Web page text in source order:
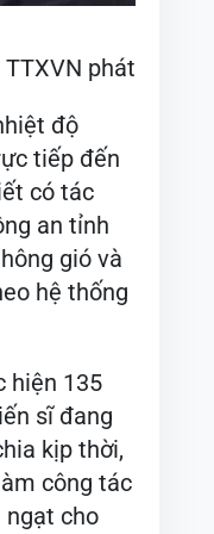
phát
độ
tiếp đến
có tác
an tỉnh
gió và
hệ thống
hiện 135
sĩ đang
kịp thời,
công tác
ngạt cho